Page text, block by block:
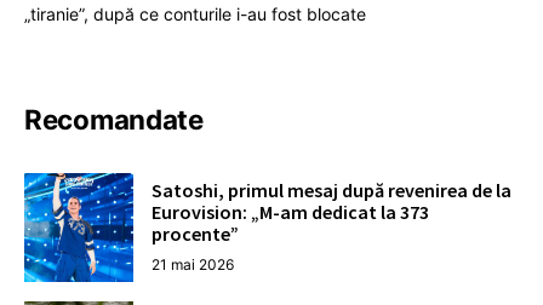
„tiranie”, după ce conturile i-au fost blocate
Recomandate
Satoshi, primul mesaj după revenirea de la
Eurovision: „M-am dedicat la 373
procente”
21 mai 2026